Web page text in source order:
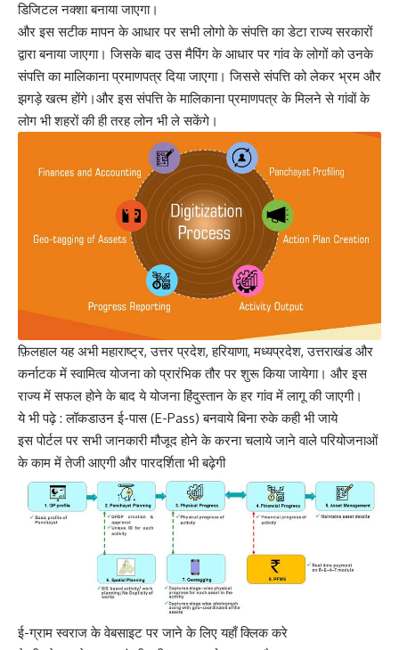
डिजिटल नक्शा बनाया जाएगा।
और इस सटीक मापन के आधार पर सभी लोगो के संपत्ति का डेटा राज्य सरकारों
द्वारा बनाया जाएगा। जिसके बाद उस मैपिंग के आधार पर गांव के लोगों को उनके
संपत्ति का मालिकाना प्रमाणपत्र दिया जाएगा। जिससे संपत्ति को लेकर भ्रम और
झगड़े खत्म होंगे।और इस सं​पत्ति के मालिकाना प्रमाणपत्र के मिलने से गांवों के
लोग भी शहरों की ही तरह लोन भी ले सकेंगे।
फ़िलहाल यह अभी महाराष्ट्र, उत्तर प्रदेश, हरियाणा, मध्यप्रदेश, उत्तराखंड और
कर्नाटक में स्वामित्व योजना को प्रारंभिक तौर पर शुरू किया जायेगा। और इस
राज्य में सफल होने के बाद ये योजना हिंदुस्तान के हर गांव में लागू की जाएगी।
ये भी पढ़े :लॉकडाउन ई-पास (E-Pass) बनवाये बिना रुके कही भी जाये
इस पोर्टल पर सभी जानकारी मौजूद होने के करना चलाये जाने वाले परियोजनाओं
के काम में तेजी आएगी और पारदर्शिता भी बढ़ेगी
ई-ग्राम स्वराज के वेबसाइट पर जाने के लिएयहाँ क्लिक करे